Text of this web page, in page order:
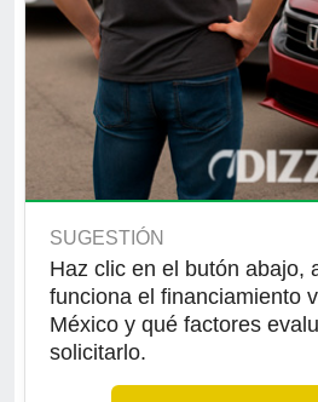
SUGESTIÓN
Haz clic en el butón abajo,
funciona el financiamiento
México y qué factores
solicitarlo.